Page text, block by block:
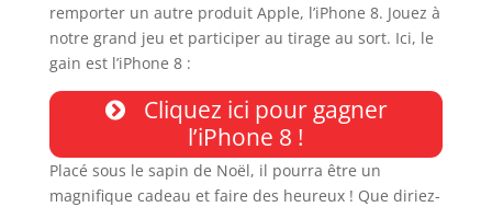
remporter un autre produit Apple, l’iPhone 8. Jouez à
notre grand jeu et participer au tirage au sort. Ici, le
gain est l’iPhone 8 :
Cliquez ici pour gagner
l’iPhone 8 !
Placé sous le sapin de Noël, il pourra être un
magnifique cadeau et faire des heureux ! Que diriez-